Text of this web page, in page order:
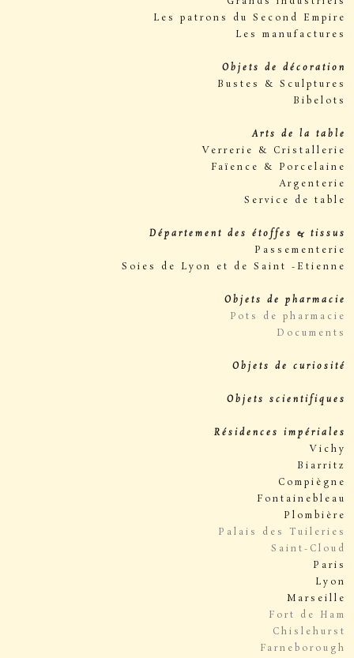
Les patrons du Second Empire
Les manufactures
Objets de décoration
Bustes & Sculptures
Bibelots
Arts de la table
Verrerie & Cristallerie
Faïence & Porcelaine
Argenterie
Service de table
Département des étoffes & tissus
Passementerie
Soies de Lyon et de Saint -Etienne
Objets de pharmacie
Pots de pharmacie
Documents
Objets de curiosité
Objets scientifiques
Résidences impériales
Vichy
Biarritz
Compiègne
Fontainebleau
Plombière
Palais des Tuileries
Saint-Cloud
Paris
Lyon
Marseille
Fort de Ham
Chislehurst
Farneborough